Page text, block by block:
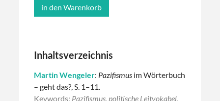
Inhaltsverzeichnis
Martin Wengeler: Pazifismus im Wörterbuch
– geht das?, S. 1–11.
Keywords: Pazifismus, politische Leitvokabel,